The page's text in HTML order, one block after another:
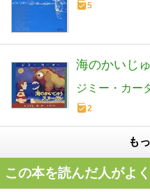
5
海のかいじ
ジミー・カー
2
も
この本を読んだ人がよ